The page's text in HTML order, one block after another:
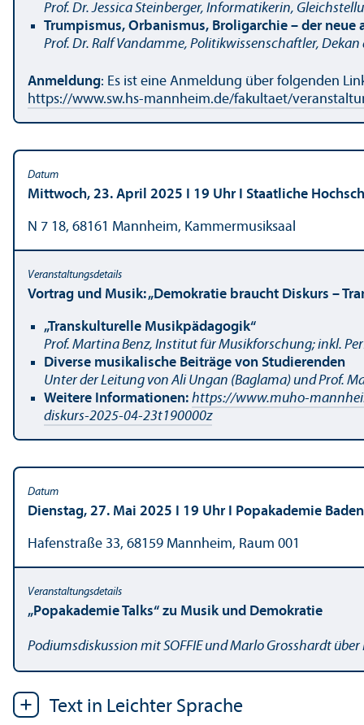
Prof. Dr. Jessica Steinberger, Informatikerin,
Trumpismus, Orbanismus, Broligarchie – der
Prof. Dr. Ralf Vandamme, Politik­wissenschaft­ler,
Anmeldung: Es ist eine Anmeldung über folgenden
https://www.sw.hs-mannheim.de/fakultaet/
Mittwoch, 23. April 2025 I 19 Uhr I Staatliche
N 7 18, 68161 Mannheim, Kammermusiksaal
Vortrag und Musik: „Demokratie braucht Diskurs –
„Trans­kulturelle Musikpädagogik“
Prof. Martina Benz, Institut für Musikforschung; inkl.
Diverse musikalische Beiträge von Studierenden
Unter der Leitung von Ali Ungan (Baglama) und Prof.
Weitere Informationen: https://www.muho-
diskurs-2025-04-23t190000z
Dienstag, 27. Mai 2025 I 19 Uhr I Popakademie
Hafenstraße 33, 68159 Mannheim, Raum 001
„Popakademie Talks“ zu Musik und Demokratie
Podiumsdiskussion mit SOFFIE und Marlo Grosshardt
Text in Leichter Sprache